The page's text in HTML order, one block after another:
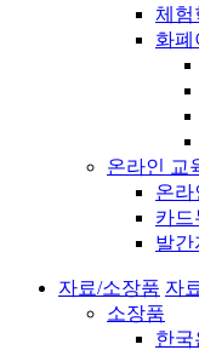
체험
화폐
온라인 교
온라
카드
발간
자료/소장품 자
소장품
한국